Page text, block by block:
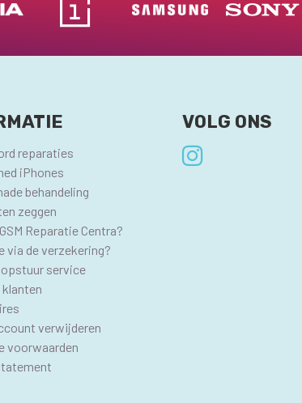
reparaties
iPhones
behandeling
zeggen
Reparatie Centra?
via de verzekering?
service
verwijderen
voorwaarden
VOLG ONS